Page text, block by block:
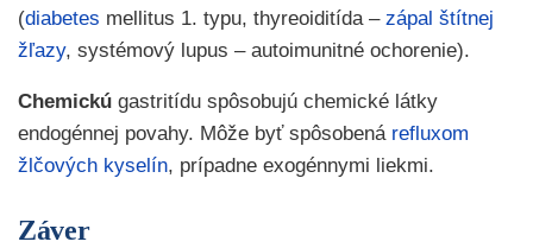
(diabetes mellitus 1. typu, thyreoiditída – zápal štítnej
žľazy, systémový lupus – autoimunitné ochorenie).
Chemickú gastritídu spôsobujú chemické látky
endogénnej povahy. Môže byť spôsobená refluxom
žlčových kyselín, prípadne exogénnymi liekmi.
Záver